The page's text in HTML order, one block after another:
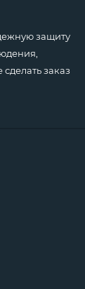
защиту
заказ